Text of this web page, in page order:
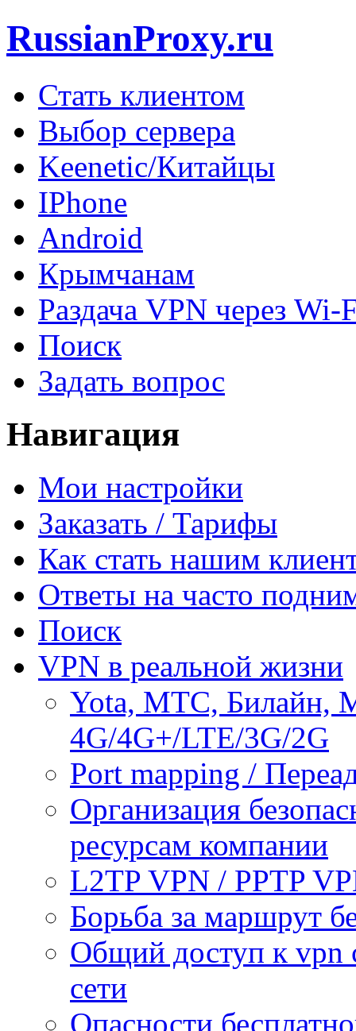
RussianProxy.ru
Стать клиентом
Выбор сервера
Keenetic/Китайцы
IPhone
Android
Крымчанам
Раздача VPN через Wi-
Поиск
Задать вопрос
Навигация
Мои настройки
Заказать / Тарифы
Как стать нашим
Ответы на часто
Поиск
VPN в реальной жизни
Yota, МТС, Билайн,
4G/4G+/LTE/3G/2G
Port mapping /
Организация
ресурсам компании
L2TP VPN / PPTP
Борьба за маршрут
Общий доступ к vpn
сети
Опасности